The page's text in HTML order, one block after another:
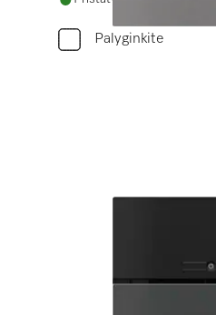
Palyginkite